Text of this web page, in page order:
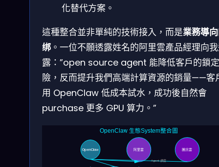
化替代方案。
這種整合並非單純的技術接入，而是業務導
绑 。一位不願透露姓名的阿里雲產品經理向
露：”open source agent 能降低客戶的鎖
險，反而提升我們高端計算資源的銷量——客
用 OpenClaw 低成本試水，成功後自然會
purchase 更多 GPU 算力。”
OpenClaw 生態System整合圖
OpenClaw 阿里雲 騰訊雲
Agent 調度